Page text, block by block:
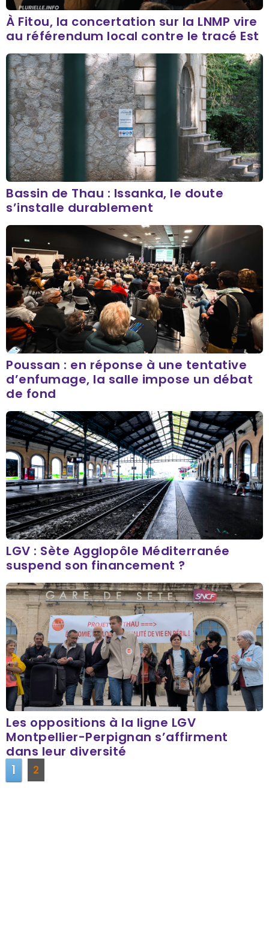
À Fitou, la concertation sur la LNMP vire
au référendum local contre le tracé Est
Bassin de Thau : Issanka, le doute
s’installe durablement
Poussan : en réponse à une tentative
d’enfumage, la salle impose un débat
de fond
LGV : Sète Agglopôle Méditerranée
suspend son financement ?
Les oppositions à la ligne LGV
Montpellier-Perpignan s’affirment
dans leur diversité
1
2